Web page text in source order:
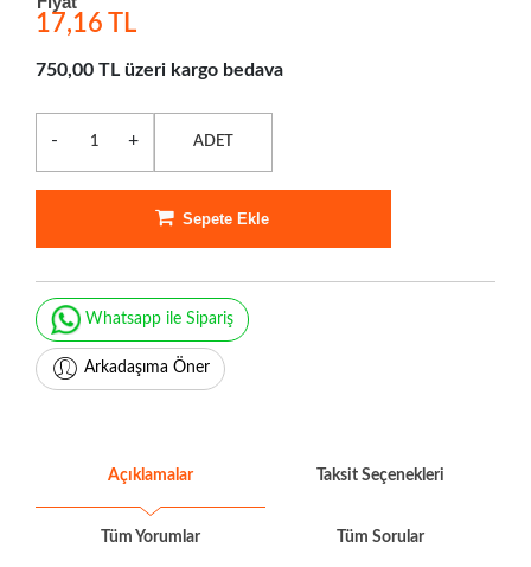
17,16 TL
750,00 TL üzeri kargo bedava
- + ADET
Sepete Ekle
Whatsapp ile Sipariş
Arkadaşıma Öner
Açıklamalar Taksit Seçenekleri
Tüm Yorumlar Tüm Sorular